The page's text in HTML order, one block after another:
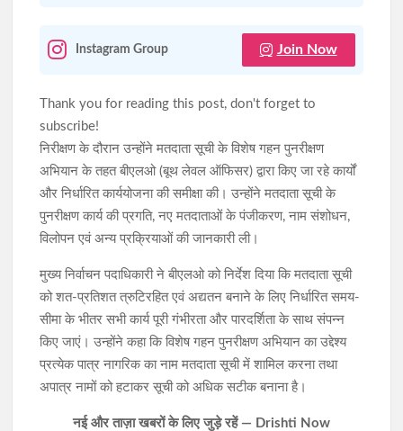
Instagram Group Join Now
Thank you for reading this post, don't forget to
subscribe!
निरीक्षण के दौरान उन्होंने मतदाता सूची के विशेष गहन पुनरीक्षण
अभियान के तहत बीएलओ (बूथ लेवल ऑफिसर) द्वारा किए जा रहे कार्यों
और निर्धारित कार्ययोजना की समीक्षा की। उन्होंने मतदाता सूची के
पुनरीक्षण कार्य की प्रगति, नए मतदाताओं के पंजीकरण, नाम संशोधन,
विलोपन एवं अन्य प्रक्रियाओं की जानकारी ली।
मुख्य निर्वाचन पदाधिकारी ने बीएलओ को निर्देश दिया कि मतदाता सूची
को शत-प्रतिशत त्रुटिरहित एवं अद्यतन बनाने के लिए निर्धारित समय-
सीमा के भीतर सभी कार्य पूरी गंभीरता और पारदर्शिता के साथ संपन्न
किए जाएं। उन्होंने कहा कि विशेष गहन पुनरीक्षण अभियान का उद्देश्य
प्रत्येक पात्र नागरिक का नाम मतदाता सूची में शामिल करना तथा
अपात्र नामों को हटाकर सूची को अधिक सटीक बनाना है।
नई और ताज़ा खबरों के लिए जुड़े रहें — Drishti Now